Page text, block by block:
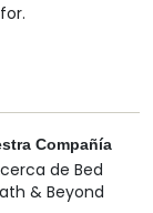
Compañía
de Bed
& Beyond